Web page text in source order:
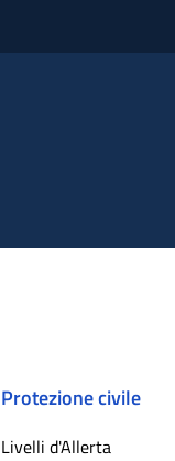
Protezione civile
Livelli d'Allerta